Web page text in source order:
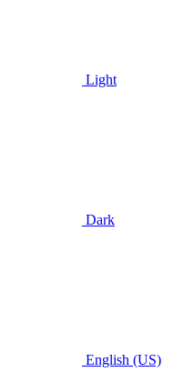
Light
Dark
English (US)